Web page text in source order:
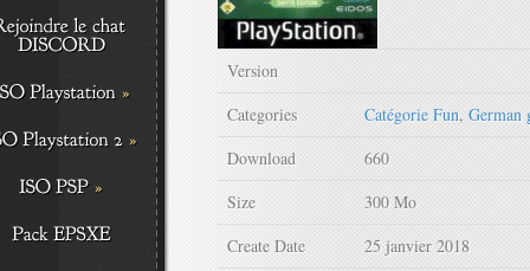
Version
Categories
Catégorie Fun, German
Download
660
Size
300 Mo
Create Date
25 janvier 2018